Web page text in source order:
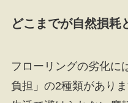
どこまでが自然損耗
フローリングの劣化に
負担」の2種類があり